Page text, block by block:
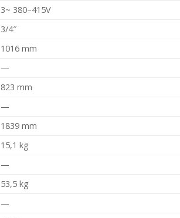
3~ 380–415V
3/4″
1016 mm
—
823 mm
—
1839 mm
15,1 kg
—
53,5 kg
—